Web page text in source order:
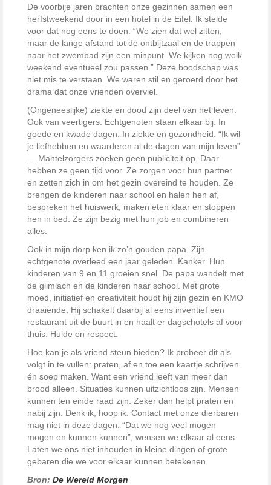
De voorbije jaren brachten onze gezinnen samen een
herfstweekend door in een hotel in de Eifel. Ik stelde
voor dat nog eens te doen. “We zien dat wel zitten,
maar de lange afstand tot de ontbijtzaal en de trappen
naar het zwembad zijn een minpunt. We kijken nog welk
weekend eventueel zou passen.” Deze boodschap was
niet mis te verstaan. We waren stil en geroerd door het
drama dat onze vrienden overviel.
(Ongeneeslijke) ziekte en dood zijn deel van het leven.
Ook van veertigers. Echtgenoten staan elkaar bij. In
goede en kwade dagen. In ziekte en gezondheid. “Ik wil
je liefhebben en waarderen al de dagen van mijn leven”
… Mantelzorgers zoeken geen publiciteit op. Daar
hebben ze geen tijd voor. Ze zorgen voor hun partner
en zetten zich in om het gezin overeind te houden. Ze
brengen de kinderen naar school en halen hen af,
bespreken het huiswerk, maken eten klaar en stoppen
hen in bed. Ze zijn bezig met hun job en combineren
alles.
Ook in mijn dorp ken ik zo’n gouden papa. Zijn
echtgenote overleed een jaar geleden. Kanker. Hun
kinderen van 9 en 11 groeien snel. De papa wandelt met
de glimlach en de kinderen naar school. Met grote
moed, initiatief en creativiteit houdt hij zijn gezin en KMO
draaiende. Hij schakelt daarbij al eens inventief een
restaurant uit de buurt in en haalt er dagschotels af voor
thuis. Hulde en respect.
Hoe kan je als vriend steun bieden? Ik probeer dit als
volgt in te vullen: praten, af en toe een kaartje schrijven
én soep maken. Want een vriend leeft van meer dan
brood alleen. Situaties kunnen uitzichtloos zijn. Mensen
kunnen ten einde raad zijn. Zeker dan helpt praten en
nabij zijn. Denk ik, hoop ik. Contact met onze dierbaren
mag niet in deze dagen. “Dat we nog veel mogen
mogen en kunnen kunnen”, wensen we elkaar al eens.
Laten we ons niet inhouden in kleine dingen of grote
gebaren die we voor elkaar kunnen betekenen.
Bron: De Wereld Morgen